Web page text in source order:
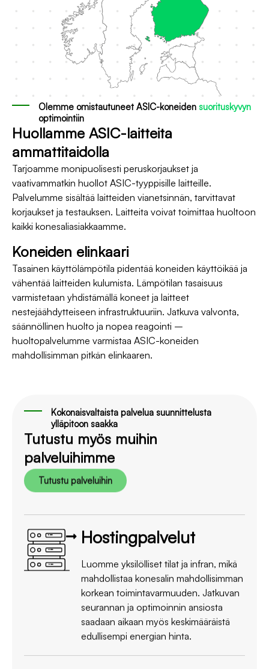
Olemme omistautuneet ASIC-koneiden suorituskyvyn
optimointiin
Huollamme ASIC-laitteita
ammattitaidolla
Tarjoamme monipuolisesti peruskorjaukset ja
vaativammatkin huollot ASIC-tyyppisille laitteille.
Palvelumme sisältää laitteiden vianetsinnän, tarvittavat
korjaukset ja testauksen. Laitteita voivat toimittaa huoltoon
kaikki konesaliasiakkaamme.
Koneiden elinkaari
Tasainen käyttölämpötila pidentää koneiden käyttöikää ja
vähentää laitteiden kulumista. Lämpötilan tasaisuus
varmistetaan yhdistämällä koneet ja laitteet
nestejäähdytteiseen infrastruktuuriin. Jatkuva valvonta,
säännöllinen huolto ja nopea reagointi –
huoltopalvelumme varmistaa ASIC-koneiden
mahdollisimman pitkän elinkaaren.
Kokonaisvaltaista palvelua suunnittelusta
ylläpitoon saakka
Tutustu myös muihin
palveluihimme
Tutustu palveluihin
Hostingpalvelut
Luomme yksilölliset tilat ja infran, mikä
mahdollistaa konesalin mahdollisimman
korkean toimintavarmuuden. Jatkuvan
seurannan ja optimoinnin ansiosta
saadaan aikaan myös keskimääräistä
edullisempi energian hinta.